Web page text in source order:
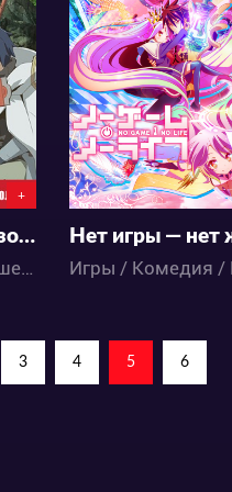
+
Покорение горизонта
Магия / Игры / Экшен / Комедия / Приключения / Фэнтези / Аниме
57946
18 372
3 4 5 6